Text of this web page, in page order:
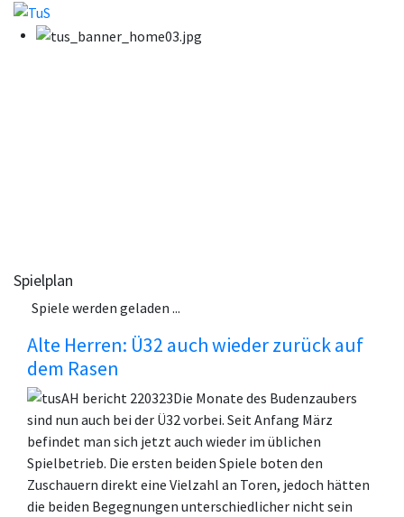
Spielplan
Spiele werden geladen ...
Alte Herren: Ü32 auch wieder zurück auf
dem Rasen
Die Monate des Budenzaubers
sind nun auch bei der Ü32 vorbei. Seit Anfang März
befindet man sich jetzt auch wieder im üblichen
Spielbetrieb. Die ersten beiden Spiele boten den
Zuschauern direkt eine Vielzahl an Toren, jedoch hätten
die beiden Begegnungen unterschiedlicher nicht sein